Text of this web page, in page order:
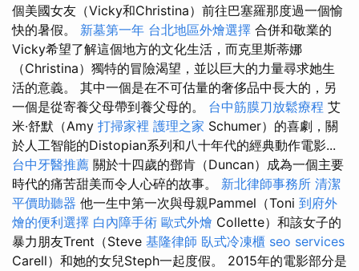
個美國女友（Vicky和Christina）前往巴塞羅那度過一個愉
快的暑假。 新墓第一年 台北地區外燴選擇 合併和敬業的
Vicky希望了解這個地方的文化生活，而克里斯蒂娜
（Christina）獨特的冒險渴望，並以巨大的力量尋求她生
活的意義。 其中一個是在不可估量的奢侈品中長大的，另
一個是從寄養父母帶到養父母的。 台中筋膜刀放鬆療程 艾
米·舒默（Amy 打掃家裡 護理之家 Schumer）的喜劇，關
於人工智能的Distopian系列和八十年代的經典動作電影...
台中牙醫推薦 關於十四歲的鄧肯（Duncan）成為一個主要
時代的痛苦甜美而令人心碎的故事。 新北律師事務所 清潔
平價助聽器 他一生中第一次與母親Pammel（Toni 到府外
燴的便利選擇 白內障手術 歐式外燴 Collette）和該女子的
暴力朋友Trent（Steve 基隆律師 臥式冷凍櫃 seo services
Carell）和她的女兒Steph一起度假。 2015年的電影部分是